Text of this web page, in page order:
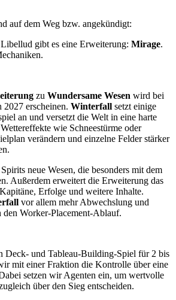
auf dem Weg bzw. angekündigt:
gibt es eine Erweiterung: Mirage.
zu Wundersame Wesen wird bei
2027 erscheinen. Winterfall setzt einige
an und versetzt die Welt in eine harte
wie Schneestürme oder
verändern und einzelne Felder stärker
neue Wesen, die besonders mit dem
Außerdem erweitert die Erweiterung das
Erfolge und weitere Inhalte.
vor allem mehr Abwechslung und
Worker-Placement-Ablauf.
Deck- und Tableau-Building-Spiel für 2 bis
mit einer Fraktion die Kontrolle über eine
setzen wir Agenten ein, um wertvolle
über den Sieg entscheiden.